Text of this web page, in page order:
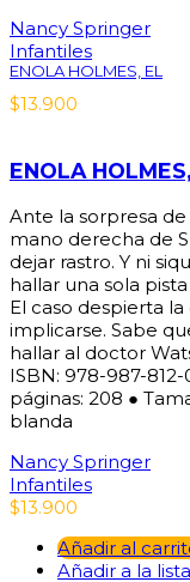
Nancy Springer
Infantiles
ENOLA HOLMES, EL
$13.900
ENOLA
Ante la sorpresa
mano derecha de
dejar rastro. Y ni
hallar una sola
El caso despierta
implicarse. Sabe
hallar al doctor
ISBN: 978-987-
páginas: 208 ●
blanda
Nancy Springer
Infantiles
$13.900
Añadir al
Añadir a la